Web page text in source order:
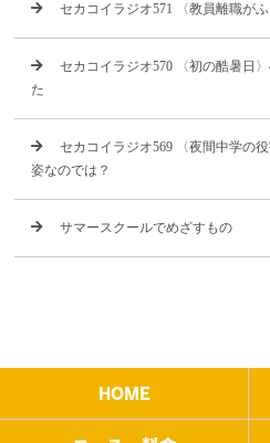
セカコイラジオ571 〈教員離職が
セカコイラジオ570 〈初の酷暑日
た
セカコイラジオ569 〈夜間中学の
姿なのでは？
サマースクールでめざすもの
HOME